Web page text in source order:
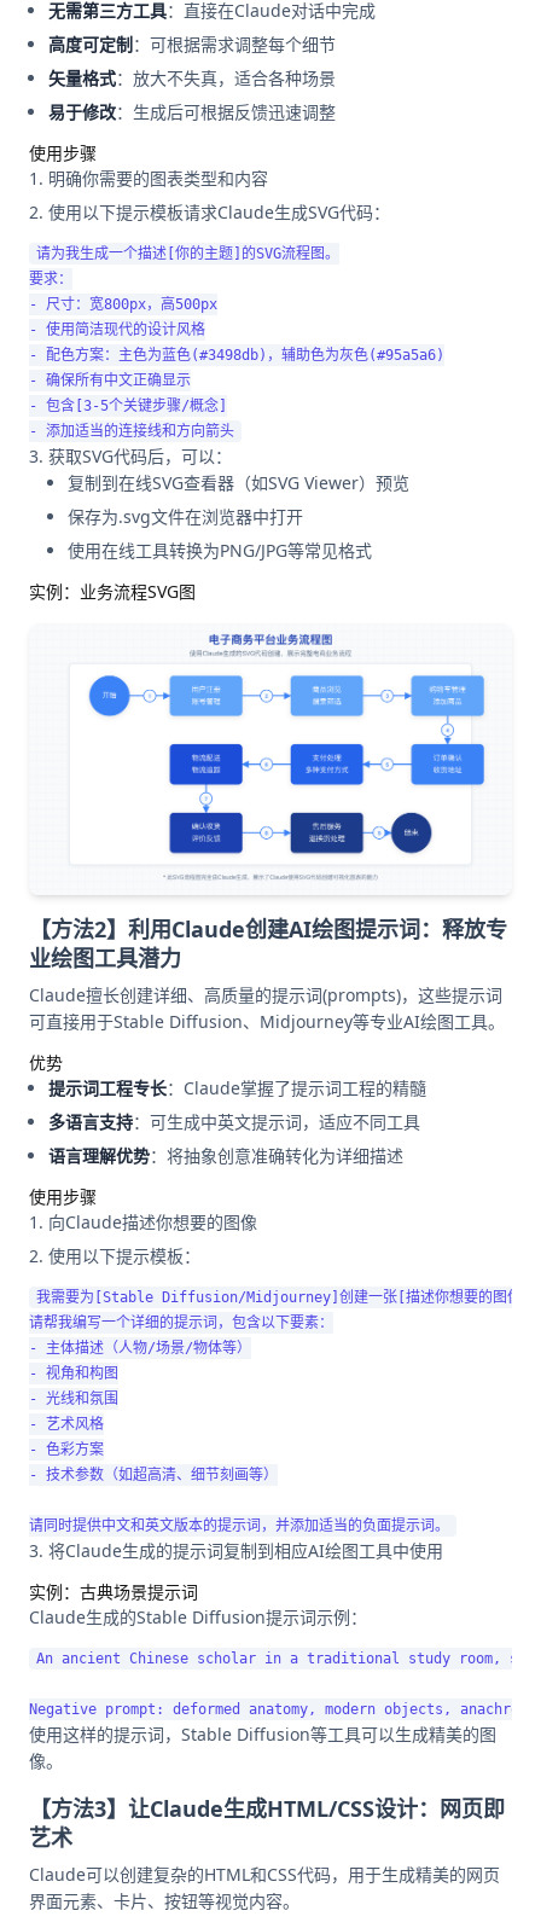
无需第三方工具：直接在Claude对话中完成
高度可定制：可根据需求调整每个细节
矢量格式：放大不失真，适合各种场景
易于修改：生成后可根据反馈迅速调整
使用步骤
明确你需要的图表类型和内容
使用以下提示模板请求Claude生成SVG代码：
请为我生成一个描述[你的主题]的SVG流程图。
要求：
- 尺寸：宽800px，高500px
- 使用简洁现代的设计风格
- 配色方案：主色为蓝色(#3498db)，辅助色为灰色(#95a5a6)
- 确保所有中文正确显示
- 包含[3-5个关键步骤/概念]
获取SVG代码后，可以：
复制到在线SVG查看器（如SVG Viewer）预览
保存为.svg文件在浏览器中打开
使用在线工具转换为PNG/JPG等常见格式
实例：业务流程SVG图
【方法2】利用Claude创建AI绘图提示词：释放专
业绘图工具潜力
Claude擅长创建详细、高质量的提示词(prompts)，这些提示词
可直接用于Stable Diffusion、Midjourney等专业AI绘图工具。
优势
提示词工程专长：Claude掌握了提示词工程的精髓
多语言支持：可生成中英文提示词，适应不同工具
语言理解优势：将抽象创意准确转化为详细描述
使用步骤
向Claude描述你想要的图像
使用以下提示模板：
我需要为[Stable Diffusion/Midjourney]创建一张[描述你想要的图像]
请帮我编写一个详细的提示词，包含以下要素：
- 主体描述（人物/场景/物体等）
- 视角和构图
- 光线和氛围
- 艺术风格
- 色彩方案
- 技术参数（如超高清、细节刻画等）
将Claude生成的提示词复制到相应AI绘图工具中使用
实例：古典场景提示词
Claude生成的Stable Diffusion提示词示例：
An ancient Chinese scholar in a traditional study room,
使用这样的提示词，Stable Diffusion等工具可以生成精美的图
像。
【方法3】让Claude生成HTML/CSS设计：网页即
艺术
Claude可以创建复杂的HTML和CSS代码，用于生成精美的网页
界面元素、卡片、按钮等视觉内容。